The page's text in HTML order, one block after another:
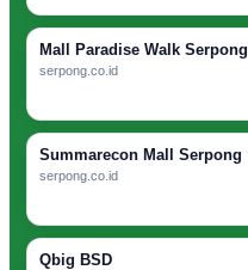
Mall Paradise Walk Serpong
serpong.co.id
Summarecon Mall Serpong
serpong.co.id
Qbig BSD